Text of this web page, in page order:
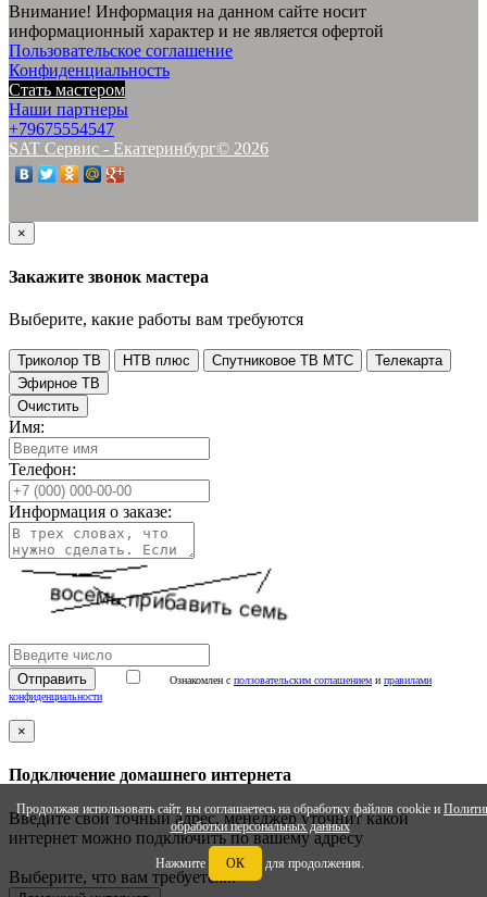
Продолжая использовать сайт, вы соглашаетесь на обработку файлов cookie и
обработки персональных данных
Нажмите ОК для продолжения.
Внимание! Информация на данном сайте носит
информационный характер и не является офертой
Пользовательское соглашение
Конфиденциальность
Стать мастером
Наши партнеры
+79675554547
SAT Сервис - Екатеринбург© 2026
×
Закажите звонок мастера
Выберите, какие работы вам требуются
Триколор ТВ НТВ плюс Спутниковое ТВ МТС
Телекарта
Эфирное ТВ
Очистить
Имя:
Телефон:
Информация о заказе:
Ознакомлен с ползовательским соглашением и правилами
конфиденциальности
×
Подключение домашнего интернета
Введите свой точный адрес, менеджер уточнит какой
интернет можно подключить по вашему адресу
Выберите, что вам требуется...